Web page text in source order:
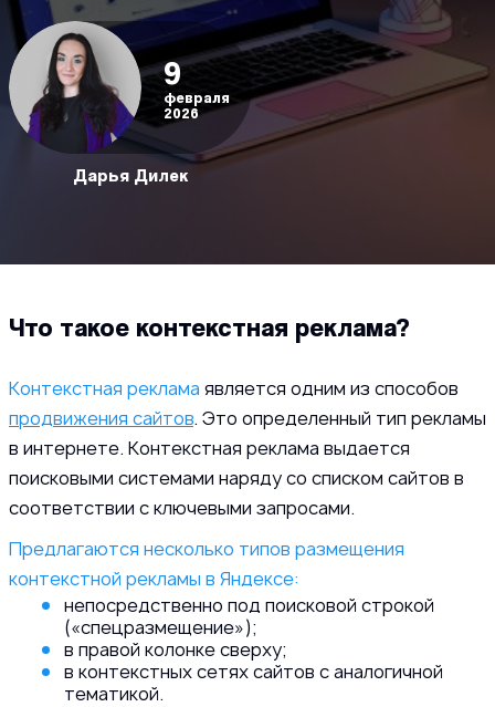
9
февраля
2026
Дарья Дилек
Что такое контекстная реклама?
Контекстная реклама является одним из способов
продвижения сайтов. Это определенный тип рекламы
в интернете. Контекстная реклама выдается
поисковыми системами наряду со списком сайтов в
соответствии с ключевыми запросами.
Предлагаются несколько типов размещения
контекстной рекламы в Яндексе:
непосредственно под поисковой строкой
(«спецразмещение»);
в правой колонке сверху;
в контекстных сетях сайтов с аналогичной
тематикой.